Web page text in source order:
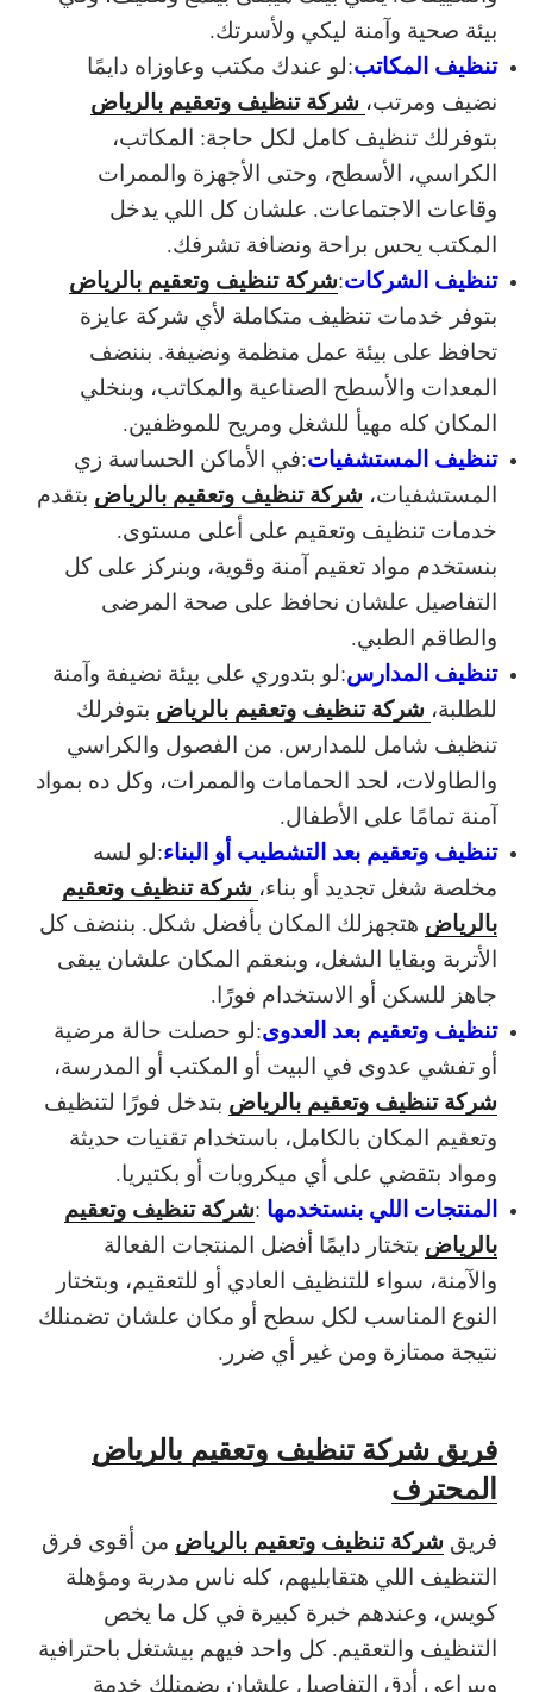
بيئة صحية وآمنة ليكي ولأسرتك.
تنظيف المكاتب:لو عندك مكتب وعاوزاه دايمًا
نضيف ومرتب، شركة تنظيف وتعقيم بالرياض
بتوفرلك تنظيف كامل لكل حاجة: المكاتب،
الكراسي، الأسطح، وحتى الأجهزة والممرات
وقاعات الاجتماعات. علشان كل اللي يدخل
المكتب يحس براحة ونضافة تشرفك.
تنظيف الشركات:شركة تنظيف وتعقيم بالرياض
بتوفر خدمات تنظيف متكاملة لأي شركة عايزة
تحافظ على بيئة عمل منظمة ونضيفة. بننضف
المعدات والأسطح الصناعية والمكاتب، وبنخلي
المكان كله مهيأ للشغل ومريح للموظفين.
تنظيف المستشفيات:في الأماكن الحساسة زي
المستشفيات، شركة تنظيف وتعقيم بالرياض بتقدم
خدمات تنظيف وتعقيم على أعلى مستوى.
بنستخدم مواد تعقيم آمنة وقوية، وبنركز على كل
التفاصيل علشان نحافظ على صحة المرضى
والطاقم الطبي.
تنظيف المدارس:لو بتدوري على بيئة نضيفة وآمنة
للطلبة، شركة تنظيف وتعقيم بالرياض بتوفرلك
تنظيف شامل للمدارس. من الفصول والكراسي
والطاولات، لحد الحمامات والممرات، وكل ده بمواد
آمنة تمامًا على الأطفال.
تنظيف وتعقيم بعد التشطيب أو البناء:لو لسه
مخلصة شغل تجديد أو بناء، شركة تنظيف وتعقيم
بالرياض هتجهزلك المكان بأفضل شكل. بننضف كل
الأتربة وبقايا الشغل، وبنعقم المكان علشان يبقى
جاهز للسكن أو الاستخدام فورًا.
تنظيف وتعقيم بعد العدوى:لو حصلت حالة مرضية
أو تفشي عدوى في البيت أو المكتب أو المدرسة،
شركة تنظيف وتعقيم بالرياض بتدخل فورًا لتنظيف
وتعقيم المكان بالكامل، باستخدام تقنيات حديثة
ومواد بتقضي على أي ميكروبات أو بكتيريا.
المنتجات اللي بنستخدمها :شركة تنظيف وتعقيم
بالرياض بتختار دايمًا أفضل المنتجات الفعالة
والآمنة، سواء للتنظيف العادي أو للتعقيم، وبتختار
النوع المناسب لكل سطح أو مكان علشان تضمنلك
نتيجة ممتازة ومن غير أي ضرر.
فريق شركة تنظيف وتعقيم بالرياض
المحترف
فريق شركة تنظيف وتعقيم بالرياض من أقوى فرق
التنظيف اللي هتقابليهم، كله ناس مدربة ومؤهلة
كويس، وعندهم خبرة كبيرة في كل ما يخص
التنظيف والتعقيم. كل واحد فيهم بيشتغل باحترافية
وبيراعي أدق التفاصيل علشان يضمنلك خدمة